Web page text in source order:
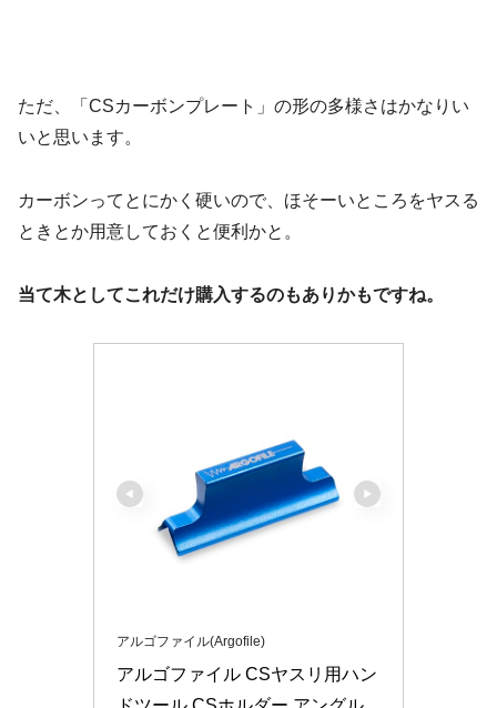
ただ、「CSカーボンプレート」の形の多様さはかなりい
いと思います。
カーボンってとにかく硬いので、ほそーいところをヤスる
ときとか用意しておくと便利かと。
当て木としてこれだけ購入するのもありかもですね。
アルゴファイル(Argofile)
アルゴファイル CSヤスリ用ハン